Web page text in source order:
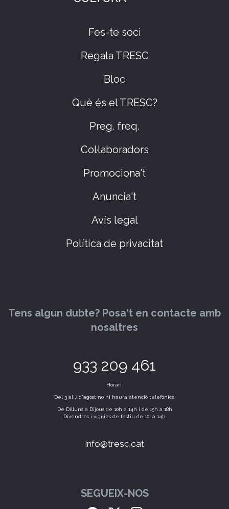
Fes-te soci
Regala TRESC
Bloc
Què és el TRESC?
Preg. freq.
Col·laboradors
Promociona't
Anuncia't
Avís legal
Política de privacitat
Tens algun dubte? Posa't en contacte amb
nosaltres
933 209 461
Horari:
Del 3 al 7 d'agost no hi haura atenció telefònica
De Dilluns a Dijous de 10h a 14h i de 15h a 18h
Divendres i vigílies de festiu de 10 a 14h
info@tresc.cat
SEGUEIX-NOS